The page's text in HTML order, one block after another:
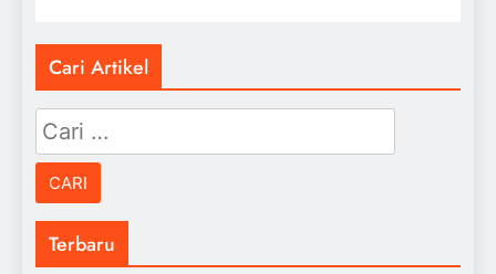
Cari Artikel
Cari
untuk:
Terbaru